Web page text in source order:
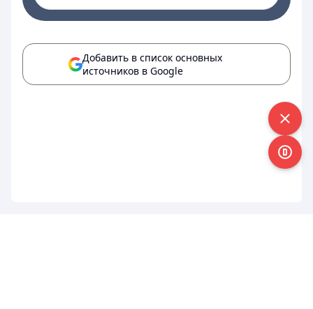
Добавить в список основных
источников в Google